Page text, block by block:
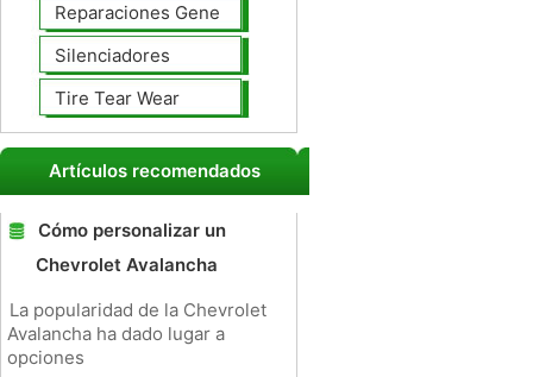
Reparaciones Generales
Silenciadores
Tire Tear Wear
Artículos recomendados
Cómo personalizar un
Chevrolet Avalancha
La popularidad de la Chevrolet
Avalancha ha dado lugar a
opciones